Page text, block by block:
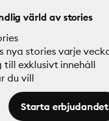
värld av stories
nya stories varje
till exklusivt innehåll
du vill
Starta erbjudandet